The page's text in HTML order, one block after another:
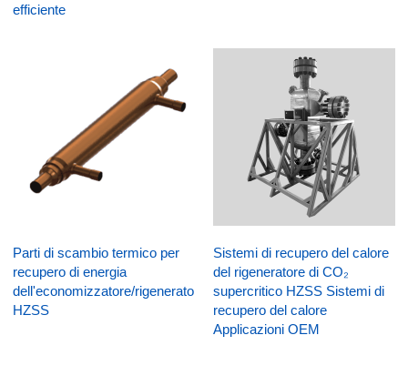
efficiente
Parti di scambio termico per
recupero di energia
dell'economizzatore/rigeneratore
HZSS
Sistemi di recupero del calore
del rigeneratore di CO₂
supercritico HZSS Sistemi di
recupero del calore
Applicazioni OEM